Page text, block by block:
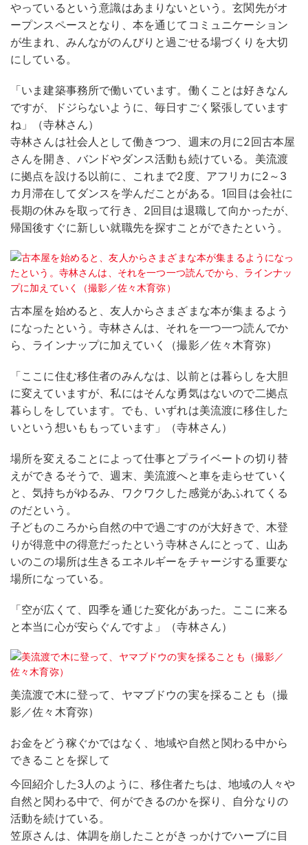
やっているという意識はあまりないという。玄関先がオ
ープンスペースとなり、本を通じてコミュニケーション
が生まれ、みんながのんびりと過ごせる場づくりを大切
にしている。
「いま建築事務所で働いています。働くことは好きなん
ですが、ドジらないように、毎日すごく緊張しています
ね」（寺林さん）
寺林さんは社会人として働きつつ、週末の月に2回古本屋
さんを開き、バンドやダンス活動も続けている。美流渡
に拠点を設ける以前に、これまで2度、アフリカに2～3
カ月滞在してダンスを学んだことがある。1回目は会社に
長期の休みを取って行き、2回目は退職して向かったが、
帰国後すぐに新しい就職先を探すことができたという。
古本屋を始めると、友人からさまざまな本が集まるよう
になったという。寺林さんは、それを一つ一つ読んでか
ら、ラインナップに加えていく（撮影／佐々木育弥）
「ここに住む移住者のみんなは、以前とは暮らしを大胆
に変えていますが、私にはそんな勇気はないので二拠点
暮らしをしています。でも、いずれは美流渡に移住した
いという想いももっています」（寺林さん）
場所を変えることによって仕事とプライベートの切り替
えができるそうで、週末、美流渡へと車を走らせていく
と、気持ちがゆるみ、ワクワクした感覚があふれてくる
のだという。
子どものころから自然の中で過ごすのが大好きで、木登
りが得意中の得意だったという寺林さんにとって、山あ
いのこの場所は生きるエネルギーをチャージする重要な
場所になっている。
「空が広くて、四季を通じた変化があった。ここに来る
と本当に心が安らぐんですよ」（寺林さん）
美流渡で木に登って、ヤマブドウの実を採ることも（撮
影／佐々木育弥）
お金をどう稼ぐかではなく、地域や自然と関わる中から
できることを探して
今回紹介した3人のように、移住者たちは、地域の人々や
自然と関わる中で、何ができるのかを探り、自分なりの
活動を続けている。
笠原さんは、体調を崩したことがきっかけでハーブに目